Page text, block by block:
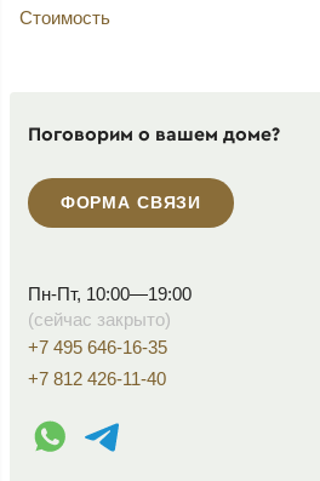
Стоимость
Поговорим о вашем доме?
ФОРМА СВЯЗИ
Пн-Пт, 10:00—19:00
(сейчас закрыто)
+7 495 646-16-35
+7 812 426-11-40
WhatsApp контакт
Telegram контакт